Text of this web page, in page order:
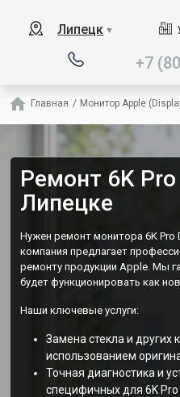
Липецк ▼
+7
Главная / Монитор Apple
Ремонт 6K Pro
Липецке
Нужен ремонт монитора 6K Pro
компания предлагает
ремонту продукции Apple. Мы
будет функционировать как
Наши ключевые услуги:
Замена стекла и других
использованием
Точная диагностика и
специфичных для 6K Pro